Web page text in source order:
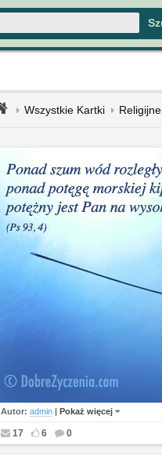
Wszystkie Kartki Religijne
Autor: admin | Pokaż więcej
17 6 0